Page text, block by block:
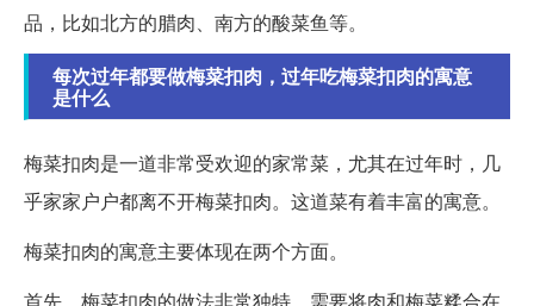
品，比如北方的腊肉、南方的酸菜鱼等。
每次过年都要做梅菜扣肉，过年吃梅菜扣肉的寓意
是什么
梅菜扣肉是一道非常受欢迎的家常菜，尤其在过年时，几
乎家家户户都离不开梅菜扣肉。这道菜有着丰富的寓意。
梅菜扣肉的寓意主要体现在两个方面。